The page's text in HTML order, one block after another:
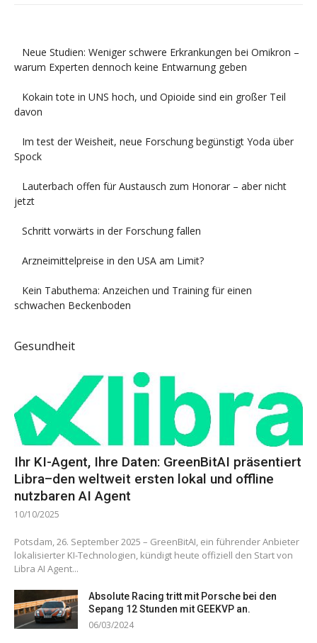
Neue Studien: Weniger schwere Erkrankungen bei Omikron –
warum Experten dennoch keine Entwarnung geben
Kokain tote in UNS hoch, und Opioide sind ein großer Teil
davon
Im test der Weisheit, neue Forschung begünstigt Yoda über
Spock
Lauterbach offen für Austausch zum Honorar – aber nicht
jetzt
Schritt vorwärts in der Forschung fallen
Arzneimittelpreise in den USA am Limit?
Kein Tabuthema: Anzeichen und Training für einen
schwachen Beckenboden
Gesundheit
Ihr KI-Agent, Ihre Daten: GreenBitAI präsentiert
Libra–den weltweit ersten lokal und offline
nutzbaren AI Agent
10/10/2025
Potsdam, 26. September 2025 – GreenBitAI, ein führender Anbieter
lokalisierter KI-Technologien, kündigt heute offiziell den Start von
Libra AI Agent...
Absolute Racing tritt mit Porsche bei den
Sepang 12 Stunden mit GEEKVP an.
06/03/2024